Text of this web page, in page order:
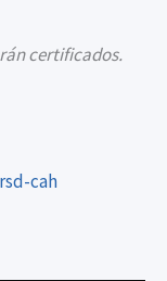
certificados.
cah